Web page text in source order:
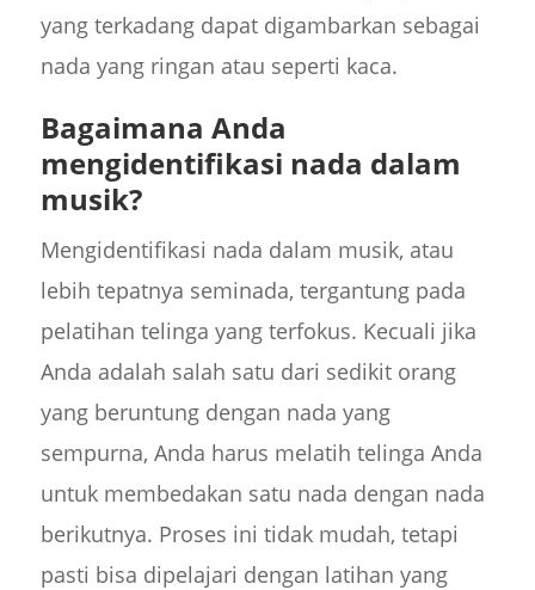
yang terkadang dapat digambarkan sebagai
nada yang ringan atau seperti kaca.
Bagaimana Anda
mengidentifikasi nada dalam
musik?
Mengidentifikasi nada dalam musik, atau
lebih tepatnya seminada, tergantung pada
pelatihan telinga yang terfokus. Kecuali jika
Anda adalah salah satu dari sedikit orang
yang beruntung dengan nada yang
sempurna, Anda harus melatih telinga Anda
untuk membedakan satu nada dengan nada
berikutnya. Proses ini tidak mudah, tetapi
pasti bisa dipelajari dengan latihan yang